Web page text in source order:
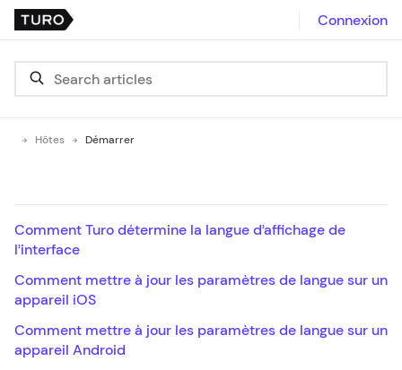
Connexion
Hôtes Démarrer
Comment Turo détermine la langue d’affichage de
l’interface
Comment mettre à jour les paramètres de langue sur un
appareil iOS
Comment mettre à jour les paramètres de langue sur un
appareil Android